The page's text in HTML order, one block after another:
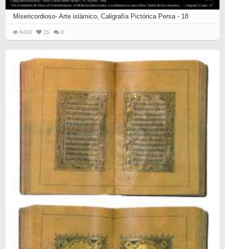
Misericordioso- Arte islámico, Caligrafía Pictórica Persa - 18
6410 15 0